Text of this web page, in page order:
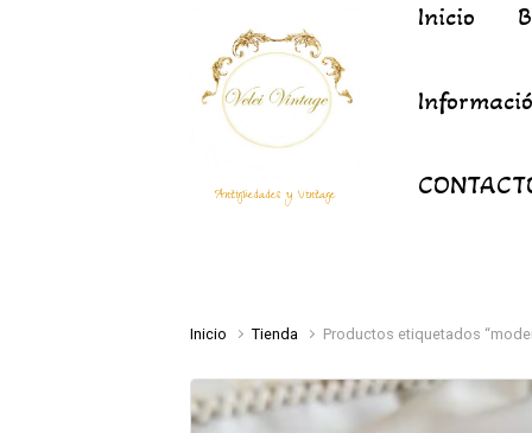
Antigüedades y Vintage
Inicio
Inicio Tienda Productos etiquetados